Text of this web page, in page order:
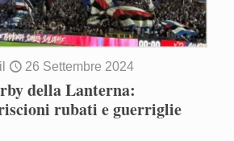
il 26 Settembre 2024
della Lanterna:
rubati e guerriglie